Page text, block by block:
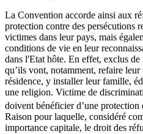
La Convention accorde ainsi aux
protection contre des persécutions
victimes dans leur pays, mais
conditions de vie en leur
dans l'Etat hôte. En effet, exclus de
qu’ils vont, notamment, refaire
résidence, y installer leur famille,
une religion. Victime de
doivent bénéficier d’une protection
Raison pour laquelle, considéré
importance capitale, le droit des